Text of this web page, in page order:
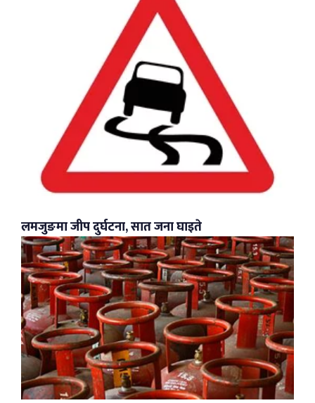
लमजुङमा जीप दुर्घटना, सात जना घाइते